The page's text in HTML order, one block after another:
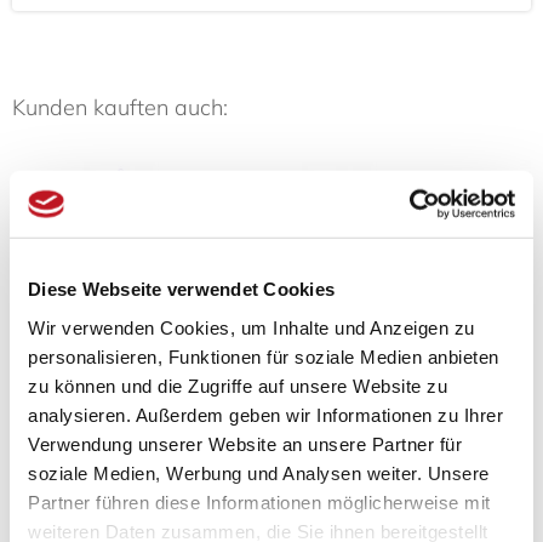
Diese Webseite verwendet Cookies
Wir verwenden Cookies, um Inhalte und Anzeigen zu
personalisieren, Funktionen für soziale Medien anbieten
zu können und die Zugriffe auf unsere Website zu
analysieren. Außerdem geben wir Informationen zu Ihrer
Verwendung unserer Website an unsere Partner für
soziale Medien, Werbung und Analysen weiter. Unsere
Partner führen diese Informationen möglicherweise mit
weiteren Daten zusammen, die Sie ihnen bereitgestellt
Kunden kauften auch:
3-er Set Mini
Handtücher Neko
15,00 € *
Seidenfächer
Drachenrippen
mit...
8,00 € *